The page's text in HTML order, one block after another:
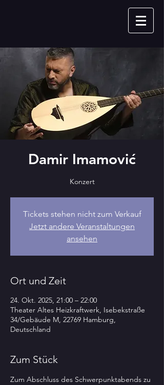
Damir Imamović
Konzert
Tickets stehen nicht zum Verkauf
Jetzt andere Veranstaltungen
ansehen
Ort und Zeit
24. Okt. 2025, 21:00 – 22:00
Theater Altes Heizkraftwerk, Isebekstraße
34/Gebäude M, 22769 Hamburg,
Deutschland
Zum Stück
Zum Abschluss des Schwerpunktabends zu